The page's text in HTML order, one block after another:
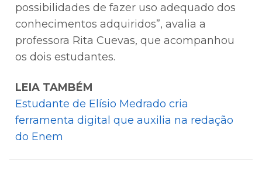
possibilidades de fazer uso adequado dos
conhecimentos adquiridos”, avalia a
professora Rita Cuevas, que acompanhou
os dois estudantes.
LEIA TAMBÉM
Estudante de Elísio Medrado cria
ferramenta digital que auxilia na redação
do Enem